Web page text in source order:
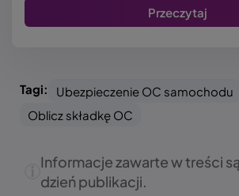
Przeczytaj
Tagi:
Ubezpieczenie OC samochodu
Oblicz składkę OC
Informacje zawarte w treści
dzień publikacji.